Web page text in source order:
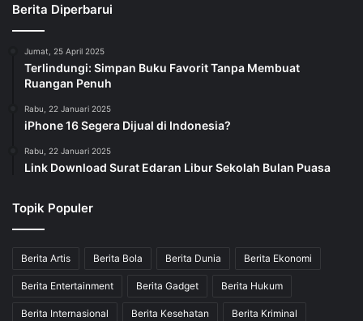
Berita Diperbarui
Jumat, 25 April 2025
Terlindungi: Simpan Buku Favorit Tanpa Membuat
Ruangan Penuh
Rabu, 22 Januari 2025
iPhone 16 Segera Dijual di Indonesia?
Rabu, 22 Januari 2025
Link Download Surat Edaran Libur Sekolah Bulan Puasa
Topik Populer
Berita Artis Berita Bola Berita Dunia Berita Ekonomi
Berita Entertainment Berita Gadget Berita Hukum
Berita Internasional Berita Kesehatan Berita Kriminal